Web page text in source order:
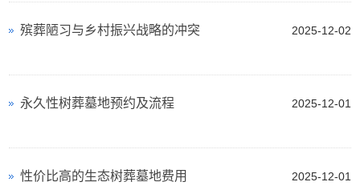
2025-12-02
殡葬陋习与乡村振兴战略的冲突
2025-12-01
永久性树葬墓地预约及流程
2025-12-01
性价比高的生态树葬墓地费用